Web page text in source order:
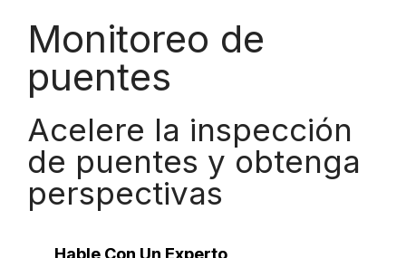
Monitoreo de
puentes
Acelere la inspección
de puentes y obtenga
perspectivas
Hable Con Un Experto